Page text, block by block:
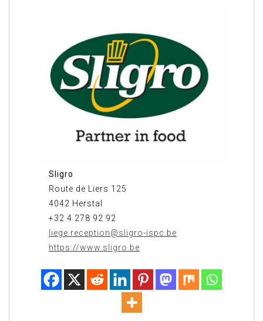
Sligro
Route de Liers 125
4042 Herstal
+32 4 278 92 92
liege.reception@sligro-ispc.be
https://www.sligro.be